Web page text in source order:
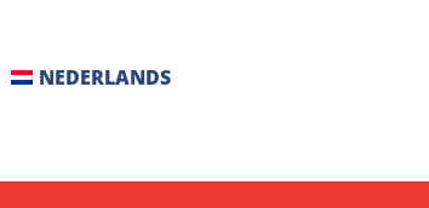
NEDERLANDS